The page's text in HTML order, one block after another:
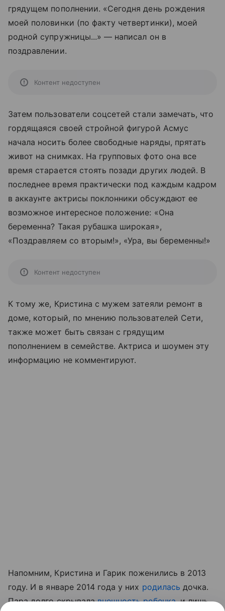
грядущем пополнении. «Сегодня день рождения
моей половинки (по факту четвертинки), моей
родной супружницы...» — написал он в
поздравлении.
Контент недоступен
Затем пользователи соцсетей стали замечать, что
гордящаяся своей стройной фигурой Асмус
начала носить более свободные наряды, прятать
живот на снимках. На групповых фото она все
время старается стоять позади других людей. В
последнее время практически под каждым кадром
в аккаунте актрисы поклонники обсуждают ее
возможное интересное положение: «Она
беременна? Такая рубашка широкая»,
«Поздравляем со вторым!», «Ура, вы беременны!»
Контент недоступен
К тому же, Кристина с мужем затеяли ремонт в
доме, который, по мнению пользователей Сети,
также может быть связан с грядущим
пополнением в семействе. Актриса и шоумен эту
информацию не комментируют.
Напомним, Кристина и Гарик поженились в 2013
году. И в январе 2014 года у них родилась дочка.
Пара долго скрывалавнешность ребенка, и лишь